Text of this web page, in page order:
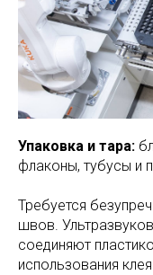
Упаковка и тара:
флаконы, тубусы и
Требуется
швов.
соединяют
использования